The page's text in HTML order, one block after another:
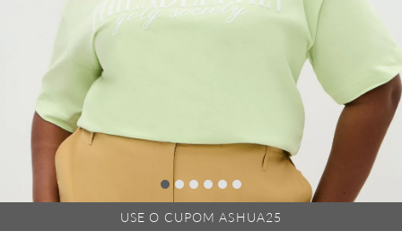
USE O CUPOM ASHUA25